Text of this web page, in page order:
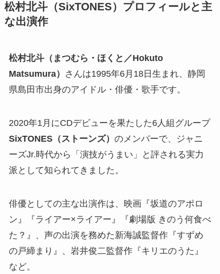
松村北斗（SixTONES）プロフィールと主
な出演作
松村北斗（まつむら・ほくと／Hokuto
Matsumura）
さんは1995年6月18日生まれ、静岡
県島田市出身のアイドル・俳優・歌手です。
2020年1月にCDデビューを果たした6人組グループ
SixTONES（ストーンズ） のメンバーで、ジャニ
ーズJr.時代から「演技がうまい」と評される実力
派として知られてきました。
俳優としての主な出演作は、映画『坂道のアポロ
ン』『ライアー×ライアー』『劇場版 きのう何食べ
た？』、声の出演を務めた新海誠監督作『すずめ
の戸締まり』、岩井俊二監督作『キリエのうた』
など。